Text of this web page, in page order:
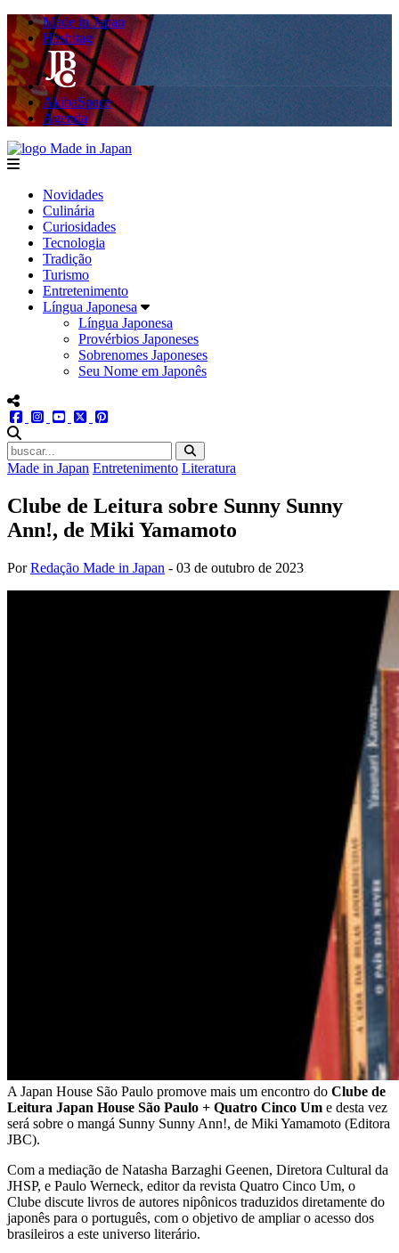
Made in Japan
Hashitag
AkibaSpace
Agenda
menu
Novidades
Culinária
Curiosidades
Tecnologia
Tradição
Turismo
Entretenimento
Língua Japonesa
Língua Japonesa
Provérbios Japoneses
Sobrenomes Japoneses
Seu Nome em Japonês
menu redes social
facebookinstagram
youtube
twitter
Made in Japan Entretenimento Literatura
Clube de Leitura sobre Sunny Sunny
Ann!, de Miki Yamamoto
PorRedação Made in Japan - 03 de outubro de 2023
A Japan House São Paulo promove mais um encontro do Clube de
Leitura Japan House São Paulo + Quatro Cinco Um e desta vez
será sobre o mangá Sunny Sunny Ann!, de Miki Yamamoto (Editora
JBC).
Com a mediação de Natasha Barzaghi Geenen, Diretora Cultural da
JHSP, e Paulo Werneck, editor da revista Quatro Cinco Um, o
Clube discute livros de autores nipônicos traduzidos diretamente do
japonês para o português, com o objetivo de ampliar o acesso dos
brasileiros a este universo literário.